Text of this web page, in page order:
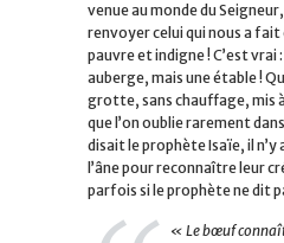
venue au monde du
renvoyer celui qui nous a fait
pauvre et indigne ! C’est vrai
auberge, mais une étable !
grotte, sans chauffage, mis
que l’on oublie rarement
disait le prophète Isaïe, il n’y
l’âne pour reconnaître leur
parfois si le prophète ne dit
« Le bœuf